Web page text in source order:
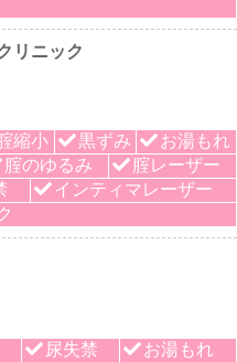
リニック
腟縮小 黒ずみ
お湯もれ
腟のゆるみ
腟レーザー
インティマレーザー
尿失禁
お湯もれ